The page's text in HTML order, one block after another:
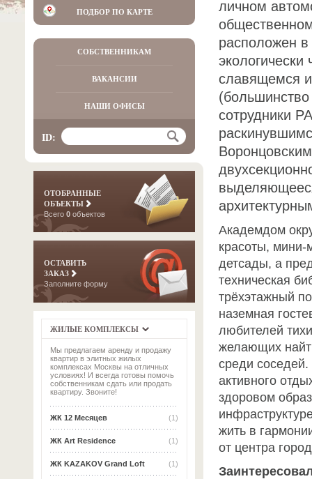
ПОДБОР ПО КАРТЕ
СОБСТВЕННИКАМ
ВАКАНСИИ
НАШИ ОФИСЫ
ID:
ОТОБРАННЫЕ
ОБЪЕКТЫ
Всего 0 объектов
ОСТАВИТЬ
ЗАКАЗ
Заполните форму
ЖИЛЫЕ КОМПЛЕКСЫ
Мы предлагаем аренду и продажу
квартир в элитных жилых
комплексах Москвы на отличных
условиях! И всегда готовы помочь
собственникам сдать или продать
квартиру. Звоните!
(1)
ЖК 12 Месяцев
(1)
ЖК Art Residence
(1)
ЖК KAZAKOV Grand Loft
личном
расположен в
славящемся
(большинство
сотрудники
Академдом
красоты, мини-
детсады, а
техническая
трёхэтажный
наземная
любителей
желающих
среди
активного
здоровом
жить в
от центра